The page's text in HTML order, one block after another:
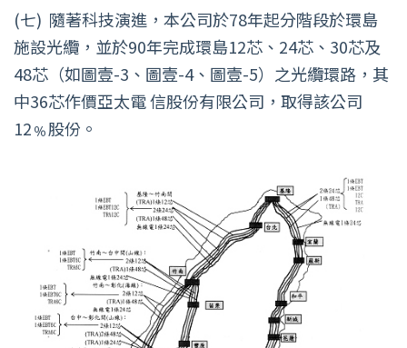
(七) 隨著科技演進，本公司於78年起分階段於環島
施設光纜，並於90年完成環島12芯、24芯、30芯及
48芯（如圖壹-3、圖壹-4、圖壹-5）之光纜環路，其
中36芯作價亞太電 信股份有限公司，取得該公司
12﹪股份。